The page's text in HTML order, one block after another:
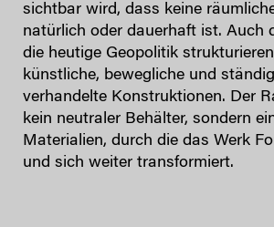
sichtbar wird, dass keine
natürlich oder dauerhaft ist. Auch
die heutige Geopolitik
künstliche, bewegliche und
verhandelte Konstruktionen. Der
kein neutraler Behälter, sondern
Materialien, durch die das Werk
und sich weiter transformiert.